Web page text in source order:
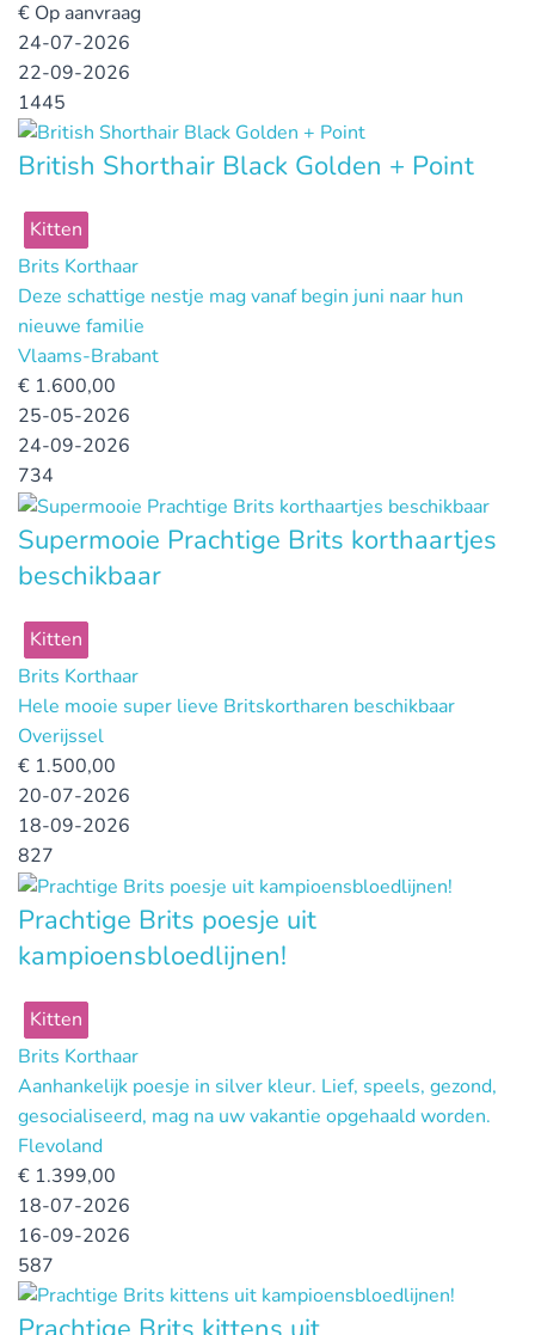
€ Op aanvraag
24-07-2026
22-09-2026
1445
British Shorthair Black Golden + Point
Kitten
Brits Korthaar
Deze schattige nestje mag vanaf begin juni naar hun
nieuwe familie
Vlaams-Brabant
€ 1.600,00
25-05-2026
24-09-2026
734
Supermooie Prachtige Brits korthaartjes
beschikbaar
Kitten
Brits Korthaar
Hele mooie super lieve Britskortharen beschikbaar
Overijssel
€ 1.500,00
20-07-2026
18-09-2026
827
Prachtige Brits poesje uit
kampioensbloedlijnen!
Kitten
Brits Korthaar
Aanhankelijk poesje in silver kleur. Lief, speels, gezond,
gesocialiseerd, mag na uw vakantie opgehaald worden.
Flevoland
€ 1.399,00
18-07-2026
16-09-2026
587